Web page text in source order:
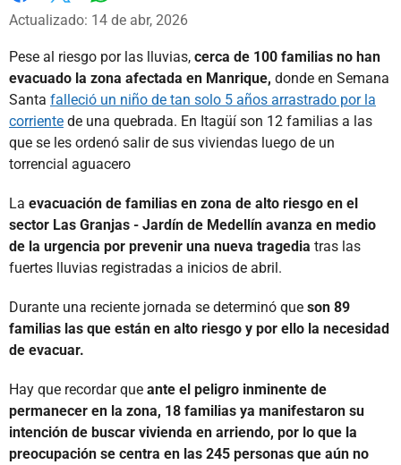
Facebook
X
Actualizado: 14 de abr, 2026
Pese al riesgo por las lluvias, cerca de 100 familias no han
evacuado la zona afectada en Manrique, donde en Semana
Santa falleció un niño de tan solo 5 años arrastrado por la
corriente de una quebrada. En Itagüí son 12 familias a las
que se les ordenó salir de sus viviendas luego de un
torrencial aguacero
La evacuación de familias en zona de alto riesgo en el
sector Las Granjas - Jardín de Medellín avanza en medio
de la urgencia por prevenir una nueva tragedia tras las
fuertes lluvias registradas a inicios de abril.
Durante una reciente jornada se determinó que son 89
familias las que están en alto riesgo y por ello la necesidad
de evacuar.
Hay que recordar que ante el peligro inminente de
permanecer en la zona, 18 familias ya manifestaron su
intención de buscar vivienda en arriendo, por lo que la
preocupación se centra en las 245 personas que aún no